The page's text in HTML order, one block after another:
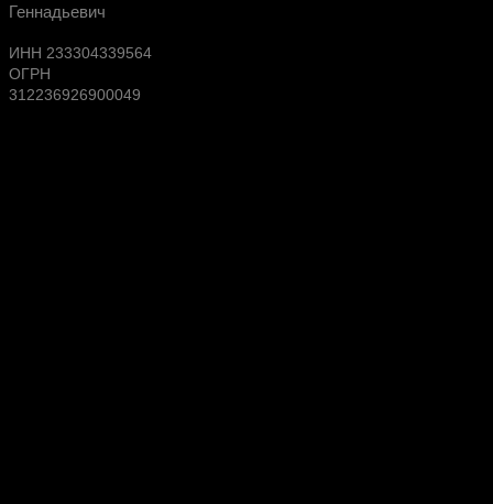
новых поступлений на склад
Геннадьевич
ИНН 233304339564
ОГРН
312236926900049